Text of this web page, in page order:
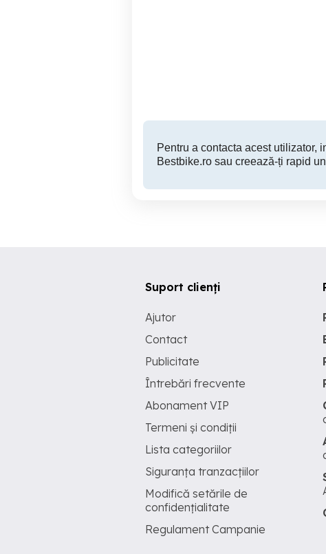
Pentru a contacta acest utilizator,
Bestbike.ro sau creează-ți rapid
Suport clienți
Ajutor
Contact
Publicitate
Întrebări frecvente
Abonament VIP
Termeni și condiții
Lista categoriilor
Siguranța tranzacțiilor
Modifică setările de
confidențialitate
Regulament Campanie